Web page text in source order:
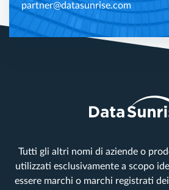
partner@datasunrise.com
Tutti gli altri nomi di aziende o
utilizzati esclusivamente a scopo
essere marchi o marchi registrati